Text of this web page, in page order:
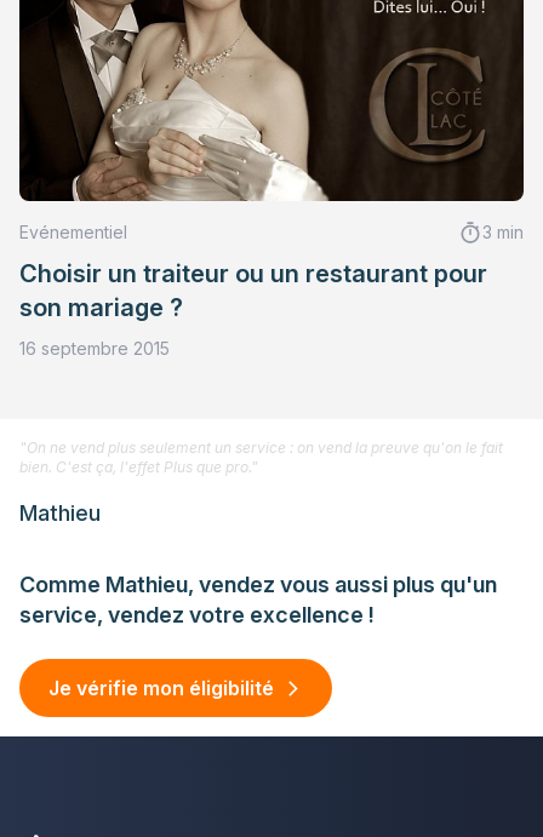
Evénementiel 3 min
Choisir un traiteur ou un restaurant pour
son mariage ?
16 septembre 2015
Comme Mathieu, vendez vous aussi plus qu'un
service, vendez votre excellence !
Je vérifie mon éligibilité
"On ne vend plus seulement un service : on vend la preuve qu'on le fait
bien. C'est ça, l'effet Plus que pro."
Mathieu